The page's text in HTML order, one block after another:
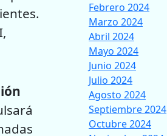
Febrero 2024
Marzo 2024
Abril 2024
Mayo 2024
Junio 2024
Julio 2024
Agosto 2024
Septiembre 2024
Octubre 2024